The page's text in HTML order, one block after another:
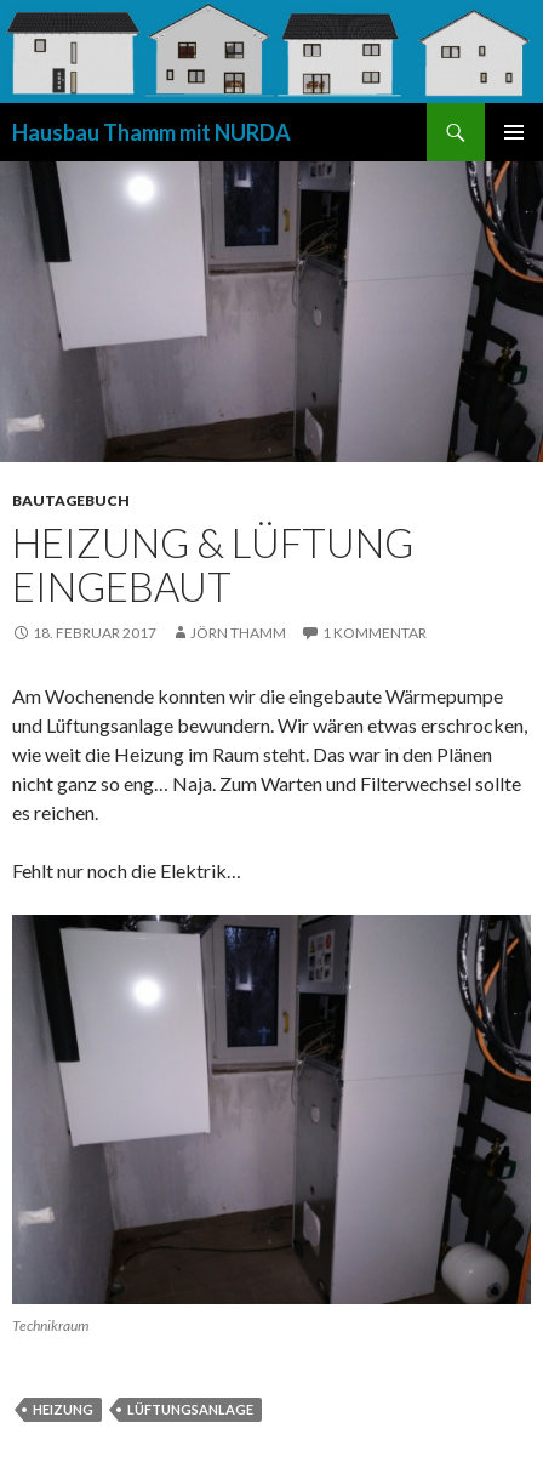
Hausbau Thamm mit NURDA
MENÜ
ZUM
INHALT
BAUTAGEBUCH
HEIZUNG & LÜFTUNG
EINGEBAUT
18. FEBRUAR 2017 JÖRN THAMM 1 KOMMENTAR
Am Wochenende konnten wir die eingebaute Wärmepumpe
und Lüftungsanlage bewundern. Wir wären etwas erschrocken,
wie weit die Heizung im Raum steht. Das war in den Plänen
nicht ganz so eng… Naja. Zum Warten und Filterwechsel sollte
es reichen.
Fehlt nur noch die Elektrik…
Technikraum
HEIZUNG LÜFTUNGSANLAGE